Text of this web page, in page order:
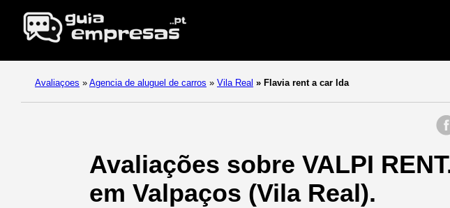
Avaliaçoes » Agencia de aluguel de carros » Vila Real » Flavia rent a car lda
Avaliações sobre VALPI
em Valpaços (Vila Real).